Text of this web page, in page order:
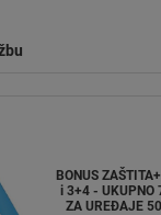
BONUS
i 3+4 - UKUPNO
ZA UREĐAJE